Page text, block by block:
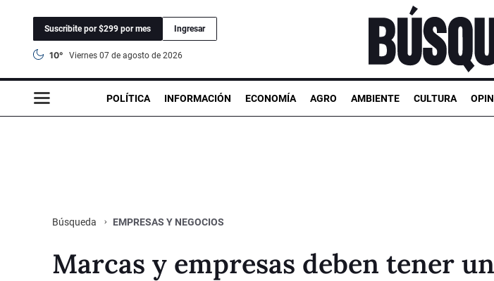
Suscribite por $299 por mes Ingresar
10° viernes 07 de agosto de 2026
POLÍTICA INFORMACIÓN ECONOMÍA AGRO AMBIENTE CULTURA
Búsqueda EMPRESAS Y NEGOCIOS
Marcas y empresas deben tener